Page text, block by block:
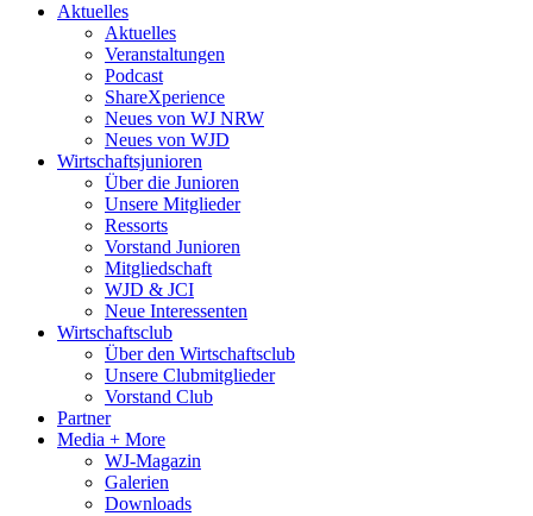
Aktuelles
Aktuelles
Veranstaltungen
Podcast
ShareXperience
Neues von WJ NRW
Neues von WJD
Wirtschaftsjunioren
Über die Junioren
Unsere Mitglieder
Ressorts
Vorstand Junioren
Mitgliedschaft
WJD & JCI
Neue Interessenten
Wirtschaftsclub
Über den Wirtschaftsclub
Unsere Clubmitglieder
Vorstand Club
Partner
Media + More
WJ-Magazin
Galerien
Downloads